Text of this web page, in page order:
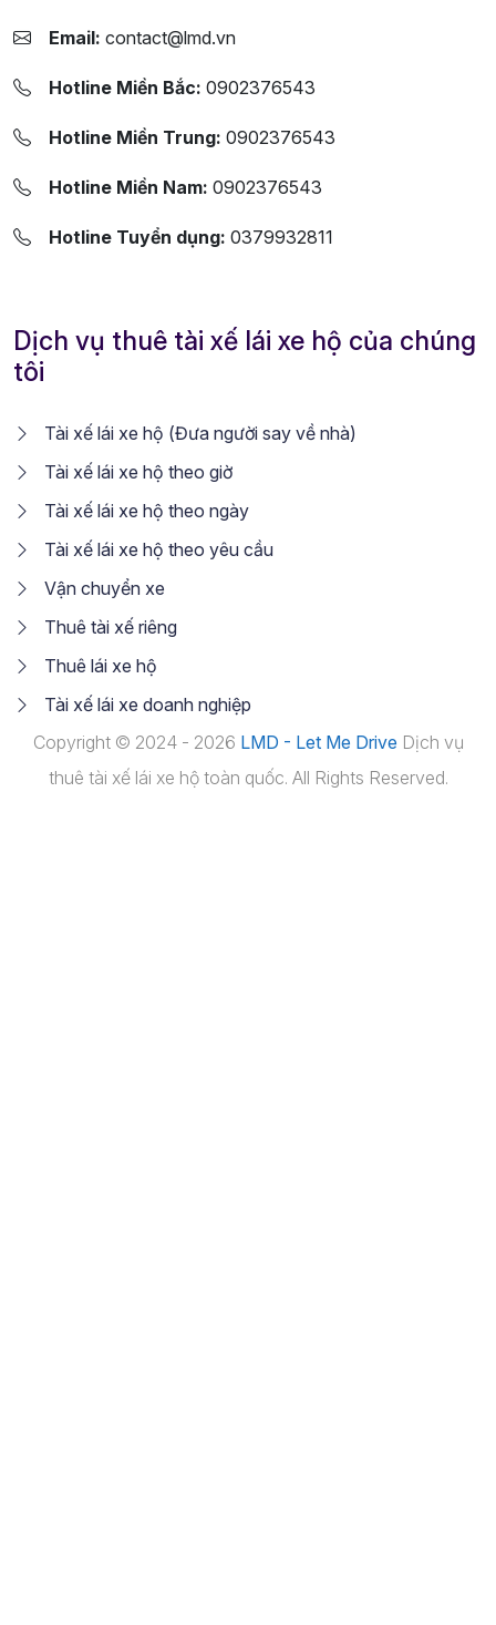
Email: contact@lmd.vn
Hotline Miền Bắc: 0902376543
Hotline Miền Trung: 0902376543
Hotline Miền Nam: 0902376543
Hotline Tuyển dụng: 0379932811
Dịch vụ thuê tài xế lái xe hộ của chúng
tôi
Tài xế lái xe hộ (Đưa người say về nhà)
Tài xế lái xe hộ theo giờ
Tài xế lái xe hộ theo ngày
Tài xế lái xe hộ theo yêu cầu
Vận chuyển xe
Thuê tài xế riêng
Thuê lái xe hộ
Tài xế lái xe doanh nghiệp
Copyright © 2024 - 2026 LMD - Let Me Drive Dịch vụ
thuê tài xế lái xe hộ toàn quốc. All Rights Reserved.